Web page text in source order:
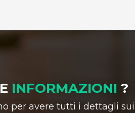
INFORMAZIONI ?
per avere tutti i dettagli sui